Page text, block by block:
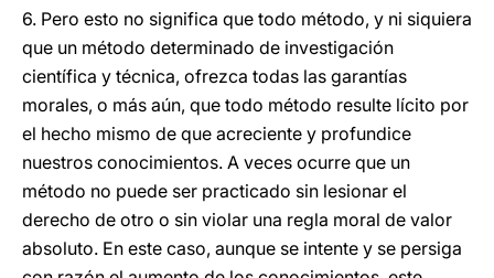
6. Pero esto no significa que todo método, y ni siquiera
que un método determinado de investigación
científica y técnica, ofrezca todas las garantías
morales, o más aún, que todo método resulte lícito por
el hecho mismo de que acreciente y profundice
nuestros conocimientos. A veces ocurre que un
método no puede ser practicado sin lesionar el
derecho de otro o sin violar una regla moral de valor
absoluto. En este caso, aunque se intente y se persiga